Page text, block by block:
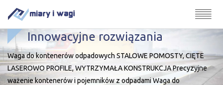
Innowacyjne rozwiązania
Waga do kontenerów odpadowych STALOWE POMOSTY, CIĘTE
LASEROWO PROFILE, WYTRZYMAŁA KONSTRUKCJA Precyzyjne
ważenie kontenerów i pojemników z odpadami Waga do